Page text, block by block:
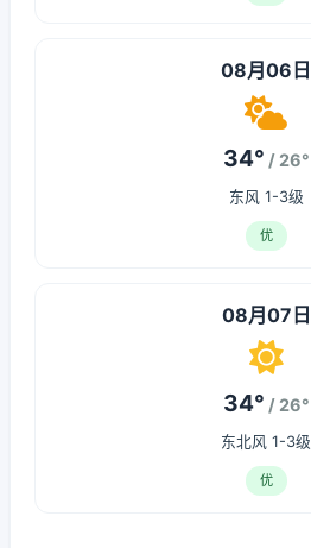
08月06日
34° / 26°
东风 1-3级
优
08月07日
34° / 26°
东北风 1-3级
优